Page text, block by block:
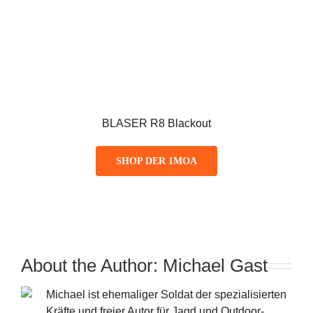
BLASER R8 Blackout
SHOP DER 1MOA
About the Author: Michael Gast
Michael ist ehemaliger Soldat der spezialisierten